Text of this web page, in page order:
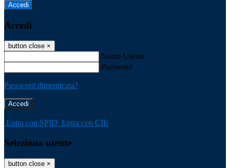
Accedi
Accedi
button close ×
Nome Utente
Password
Password dimenticata?
-
Entra con SPID Entra con CIE
Seleziona utente
button close ×